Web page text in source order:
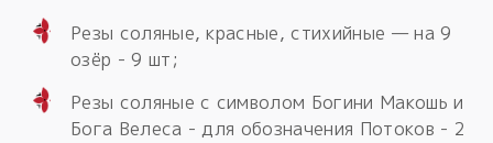
Резы соляные, красные, стихийные — на 9
озёр - 9 шт;
Резы соляные с символом Богини Макошь и
Бога Велеса - для обозначения Потоков - 2